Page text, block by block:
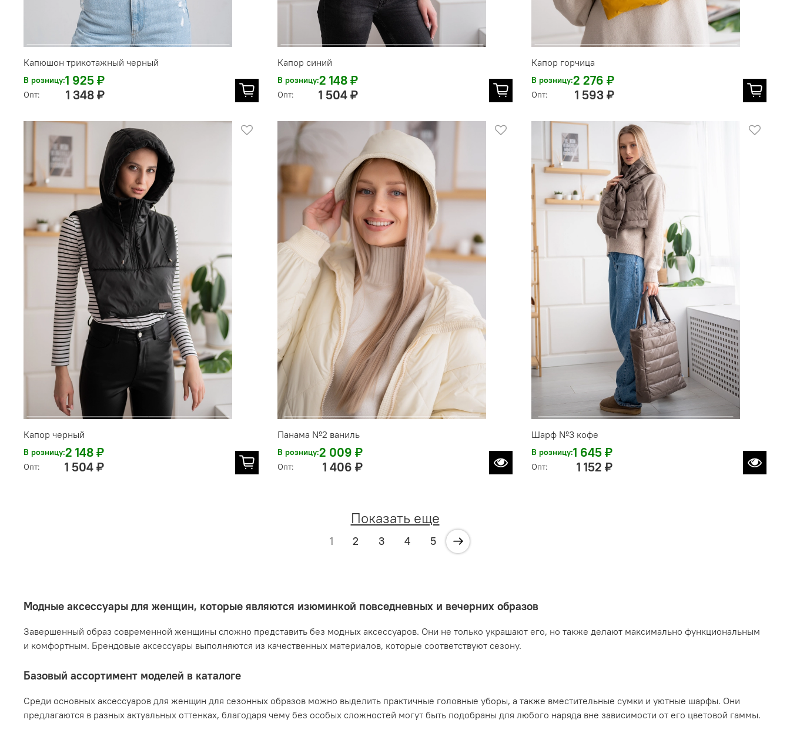
Капюшон трикотажный черный
В розницу:1 925 ₽
Опт: 1 348 ₽
Капор синий
В розницу:2 148 ₽
Опт: 1 504 ₽
Капор горчица
В розницу:2 276 ₽
Опт: 1 593 ₽
Капор черный
В розницу:2 148 ₽
Опт: 1 504 ₽
Панама №2 ваниль
В розницу:2 009 ₽
Опт: 1 406 ₽
Шарф №3 кофе
В розницу:1 645 ₽
Опт: 1 152 ₽
Показать еще
1 2 3 4 5
Модные аксессуары для женщин, которые являются изюминкой повседневных и вечерних образов
Завершенный образ современной женщины сложно представить без модных аксессуаров. Они не только украшают его, но также делают максимально функциональным
и комфортным. Брендовые аксессуары выполняются из качественных материалов, которые соответствуют сезону.
Базовый ассортимент моделей в каталоге
Среди основных аксессуаров для женщин для сезонных образов можно выделить практичные головные уборы, а также вместительные сумки и уютные шарфы. Они
предлагаются в разных актуальных оттенках, благодаря чему без особых сложностей могут быть подобраны для любого наряда вне зависимости от его цветовой гаммы.